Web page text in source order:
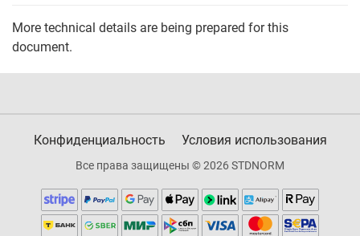
More technical details are being prepared for this
document.
Конфиденциальность Условия использования
Все права защищены © 2026 STDNORM